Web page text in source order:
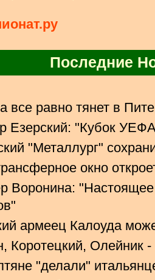
Последние
все равно тянет в
Езерский: "Кубок
"Металлург"
окно
Воронина: "Настоящее
армеец Калоуда
Коротецкий, Олейник -
"делали"